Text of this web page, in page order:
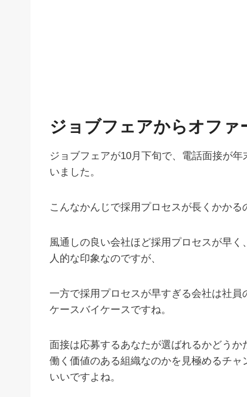
ジョブフェアからオファ
ジョブフェアが10月下旬で、電話面接が
いました。
こんなかんじで採用プロセスが長くかかる
風通しの良い会社ほど採用プロセスが早
人的な印象なのですが、
一方で採用プロセスが早すぎる会社は社員
ケースバイケースですね。
面接は応募するあなたが選ばれるかどう
働く価値のある組織なのかを見極めるチ
いいですよね。